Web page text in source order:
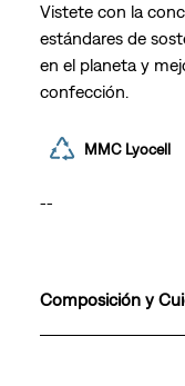
Vistete con la
estándares de
en el planeta y
confección.
MMC Lyocell
--
Composición y